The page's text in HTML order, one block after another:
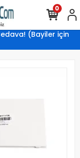
(Bayiler için
0